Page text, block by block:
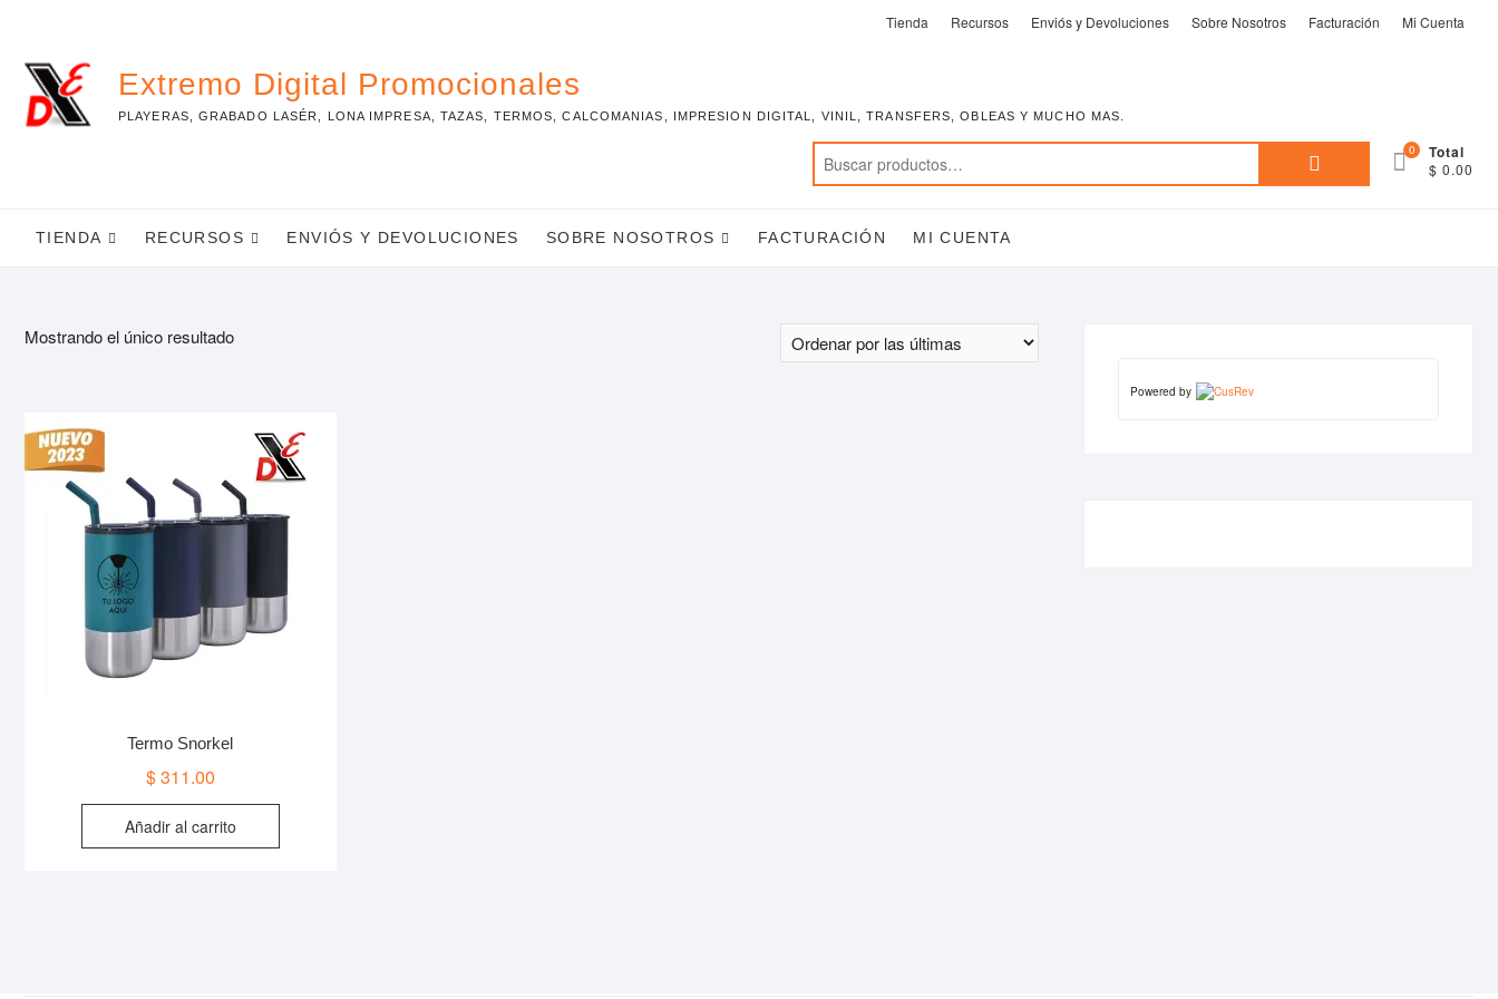
content
Tienda Recursos Enviós y Devoluciones Sobre Nosotros Facturación Mi Cuenta
Extremo Digital Promocionales
PLAYERAS, GRABADO LASÉR, LONA IMPRESA, TAZAS, TERMOS, CALCOMANIAS, IMPRESION DIGITAL, VINIL, TRANSFERS, OBLEAS Y MUCHO MAS.
Buscar
0 Total
$ 0.00
TIENDA RECURSOS ENVIÓS Y DEVOLUCIONES SOBRE NOSOTROS FACTURACIÓN MI CUENTA
Mostrando el único resultado
Termo Snorkel
$311.00
Añadir al carrito
Powered by